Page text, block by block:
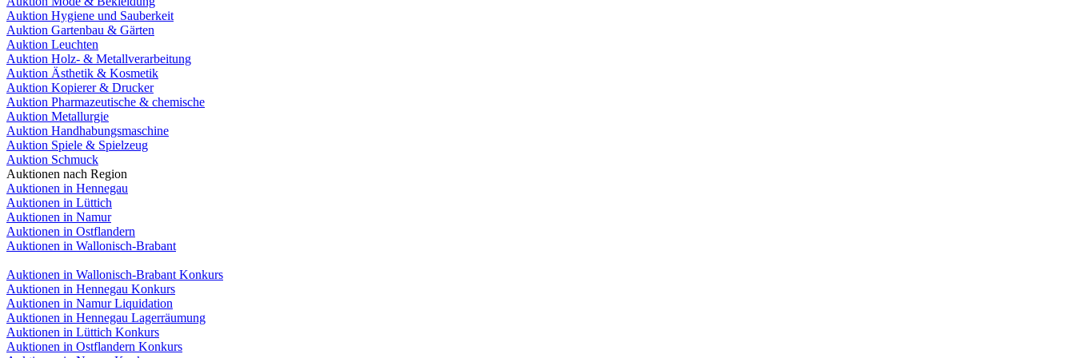
Auktion Hygiene und Sauberkeit
Auktion Gartenbau & Gärten
Auktion Leuchten
Auktion Holz- & Metallverarbeitung
Auktion Ästhetik & Kosmetik
Auktion Kopierer & Drucker
Auktion Pharmazeutische & chemische
Auktion Metallurgie
Auktion Handhabungsmaschine
Auktion Spiele & Spielzeug
Auktion Schmuck
Auktionen nach Region
Auktionen in Hennegau
Auktionen in Lüttich
Auktionen in Namur
Auktionen in Ostflandern
Auktionen in Wallonisch-Brabant
Auktionen in Wallonisch-Brabant Konkurs
Auktionen in Hennegau Konkurs
Auktionen in Namur Liquidation
Auktionen in Hennegau Lagerräumung
Auktionen in Lüttich Konkurs
Auktionen in Ostflandern Konkurs